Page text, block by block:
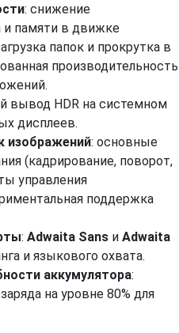
: снижение
и памяти в движке
папок и прокрутка в
производительность
вывод HDR на системном
дисплеев.
изображений: основные
(кадрирование, поворот,
управления
поддержка
: Adwaita Sans и Adwaita
и языкового охвата.
аккумулятора:
на уровне 80% для